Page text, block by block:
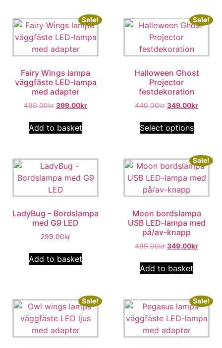
Sale!
Fairy Wings lampa
väggfäste LED-lampa
med adapter
499.00kr 399.00kr
Add to basket
Sale!
Halloween Ghost
Projector
festdekoration
449.00kr 349.00kr
Select options
LadyBug – Bordslampa
med G9 LED
299.00kr
Add to basket
Sale!
Moon bordslampa
USB LED-lampa med
på/av-knapp
499.00kr 349.00kr
Add to basket
Sale! Sale!